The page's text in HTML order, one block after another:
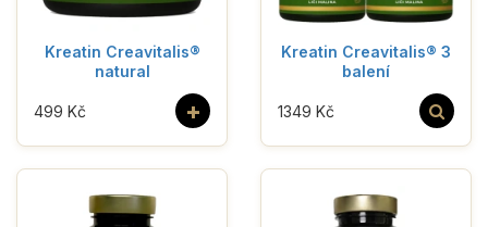
Kreatin Creavitalis®
natural
+
499 Kč
Kreatin Creavitalis® 3
balení
1349 Kč